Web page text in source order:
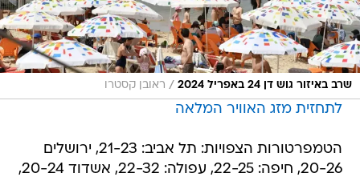
שרב באיזור גוש דן 24 באפריל 2024 / ראובן קסטרו
לתחזית מזג האוויר המלאה
הטמפרטורות הצפויות: תל אביב: 21-23, ירושלים
20-26, חיפה: 22-25, עפולה: 22-32, אשדוד 20-24,